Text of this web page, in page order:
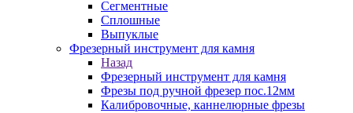
Сегментные
Сплошные
Выпуклые
Фрезерный инструмент для камня
Назад
Фрезерный инструмент для камня
Фрезы под ручной фрезер пос.12мм
Калибровочные, каннелюрные фрезы